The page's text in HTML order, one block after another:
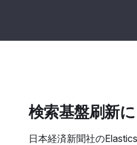
検索基盤刷新
日本経済新聞社の